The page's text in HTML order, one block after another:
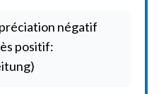
négatif
positif: